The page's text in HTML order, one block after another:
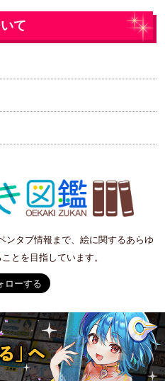
て
ンタブ情報まで、絵に関するあらゆ
とを目指しています。